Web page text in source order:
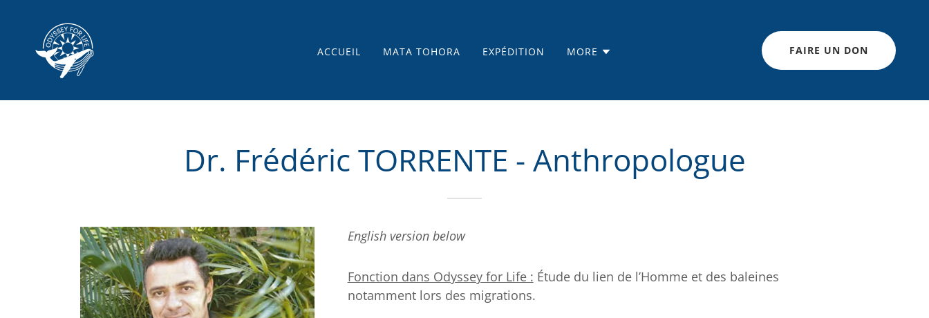
ACCUEIL MATA TOHORA EXPÉDITION MORE FAIRE UN DON
Dr. Frédéric TORRENTE - Anthropologue
English version below
Fonction dans Odyssey for Life : Étude du lien de l’Homme et des baleines
notamment lors des migrations.